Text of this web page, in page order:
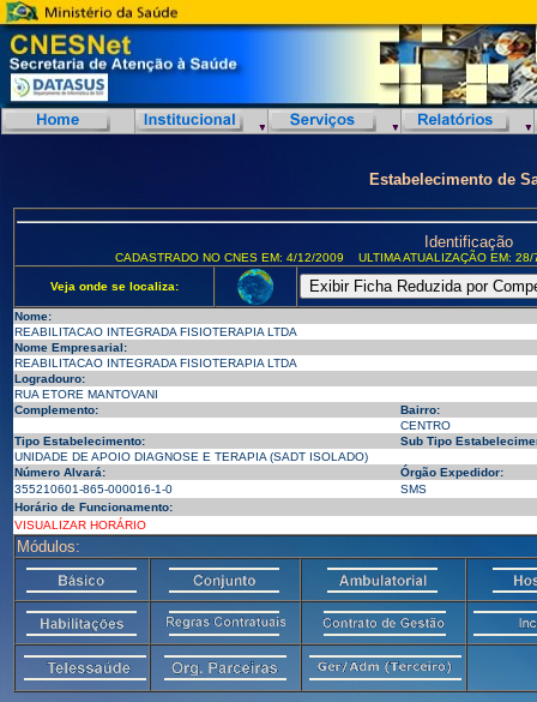
Estabelecimento de
Identificação
CADASTRADO NO CNES EM: 4/12/2009 ULTIMA ATUALIZAÇÃO EM:
Veja onde se localiza:
Nome:
REABILITACAO INTEGRADA FISIOTERAPIA LTDA
Nome Empresarial:
REABILITACAO INTEGRADA FISIOTERAPIA LTDA
Logradouro:
RUA ETORE MANTOVANI
Complemento:
Bairro:
CENTRO
Tipo Estabelecimento:
Sub Tipo
UNIDADE DE APOIO DIAGNOSE E TERAPIA (SADT ISOLADO)
Número Alvará:
Órgão Expedidor:
355210601-865-000016-1-0
SMS
Horário de Funcionamento:
VISUALIZAR HORÁRIO
Módulos: